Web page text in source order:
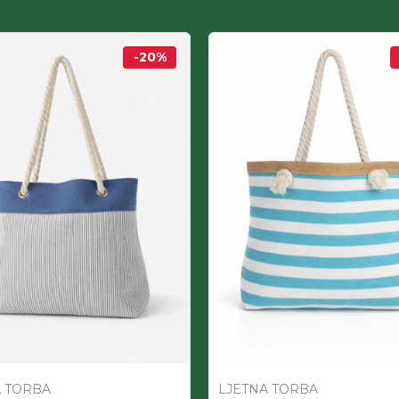
-20%
TORBA LJETNA TORBA